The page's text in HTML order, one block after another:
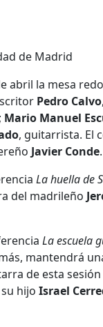
abril la mesa
Pedro Calvo
Mario Manuel
, guitarrista. El
Javier Conde.
La huella de
del madrileño
La escuela
mantendrá
de esta
hijo Israel